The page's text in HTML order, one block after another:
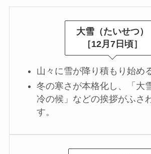
大雪（たいせつ）
［12月7日頃］
山々に雪が降り積もり始め
冬の寒さが本格化し、「大
冷の候」などの挨拶がふさ
す。